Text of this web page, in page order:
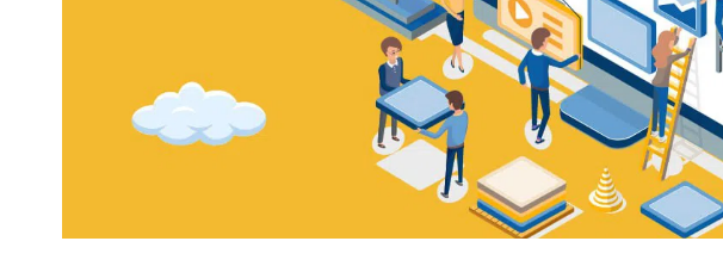
ПОЛІЦІЯ ПОЛТАВЩИНИ РОЗШУКУЄ 62-РІЧНУ
ЛЮДМИЛУ ТИМЧЕНКО
ВНАСЛІДОК
ПОМЕР ВОЇН
25 листопада 2025